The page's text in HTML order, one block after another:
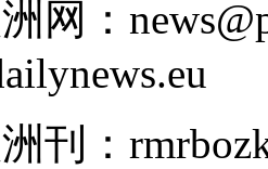
网：
刊：